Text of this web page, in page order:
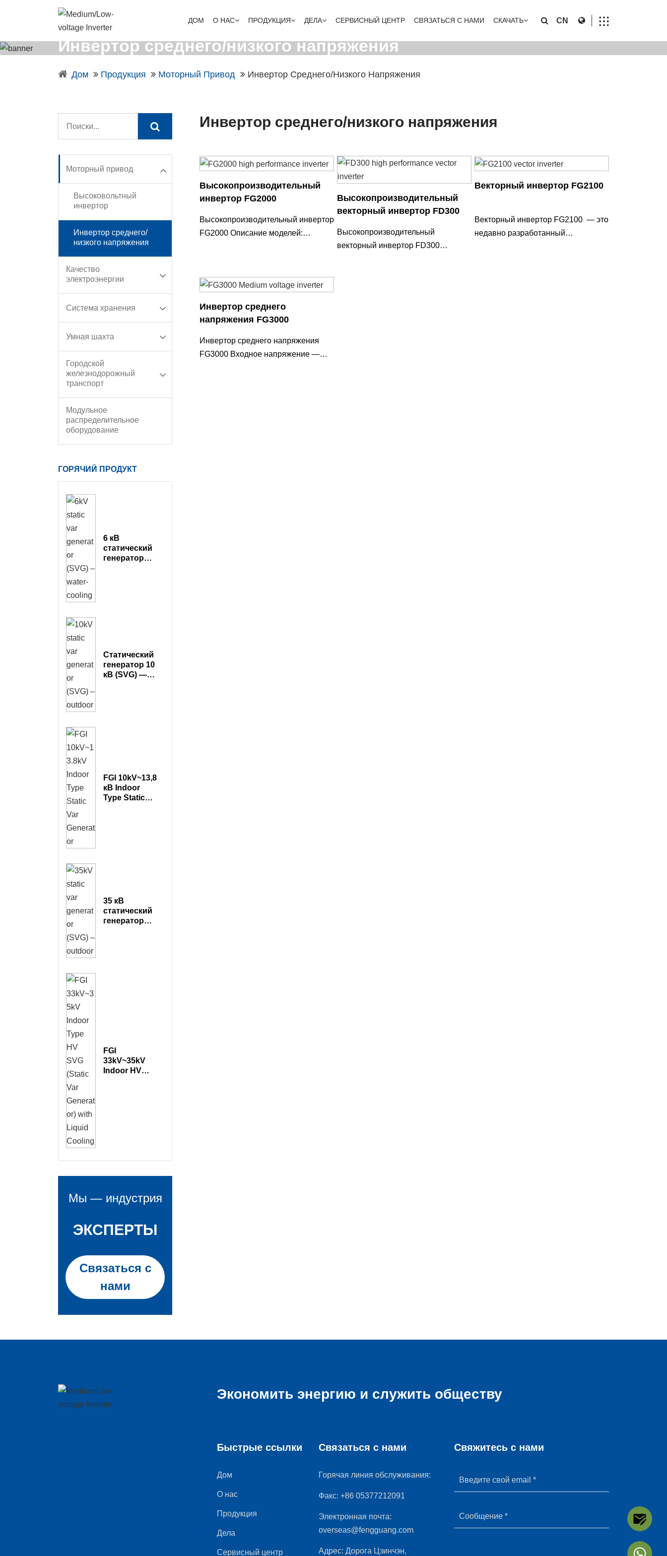
ДОМ О НАС ПРОДУКЦИЯ ДЕЛА СЕРВИСНЫЙ ЦЕНТР СВЯЗАТЬСЯ С НАМИ СКАЧАТЬ CN
Инвертор среднего/низкого напряжения
Дом Продукция Моторный Привод Инвертор Среднего/низкого Напряжения
Инвертор среднего/низкого напряжения
Высокопроизводительный
инвертор FG2000
Высокопроизводительный инвертор
FG2000 Описание моделей:
Высокопроизводительный
векторный инвертор FD300
Высокопроизводительный
векторный инвертор FD300
Векторный инвертор FG2100
Векторный инвертор FG2100 — это
недавно разработанный
Инвертор среднего
напряжения FG3000
Инвертор среднего напряжения
FG3000 Входное напряжение —
Моторный привод
Высоковольтный
инвертор
Инвертор среднего/
низкого напряжения
Качество
электроэнергии
Система хранения
Умная шахта
Городской
железнодорожный
транспорт
Модульное
распределительное
оборудование
ГОРЯЧИЙ ПРОДУКТ
6 кВ
статический
генератор
Статический
генератор 10
кВ (SVG) —
FGI 10kV~13,8
кВ Indoor
Type Static
35 кВ
статический
генератор
FGI
33kV~35kV
Indoor HV
Мы — индустрия
ЭКСПЕРТЫ
Связаться с
нами
Экономить энергию и служить обществу
Быстрые ссылки
Дом
О нас
Продукция
Дела
Сервисный центр
Связаться с нами
Горячая линия обслуживания:
Факс: +86 05377212091
Электронная почта:
overseas@fengguang.com
Адрес: Дорога Цзинчэн,
Свяжитесь с нами